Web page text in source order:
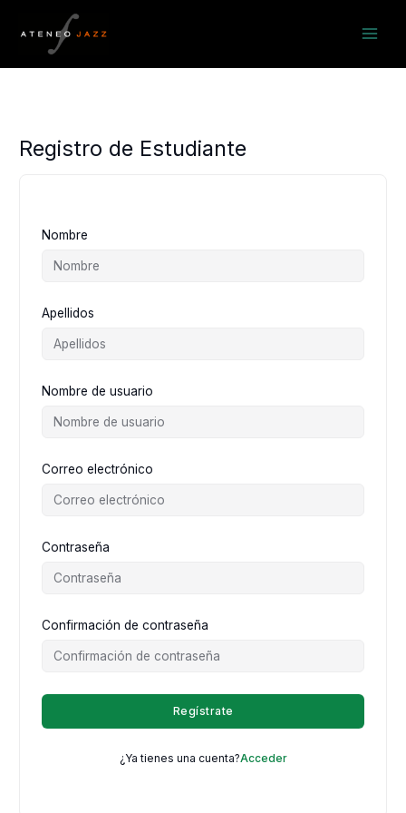
contenido
Registro de Estudiante
Nombre
Apellidos
Nombre de usuario
Correo electrónico
Contraseña
Confirmación de contraseña
Regístrate
¿Ya tienes una cuenta?Acceder